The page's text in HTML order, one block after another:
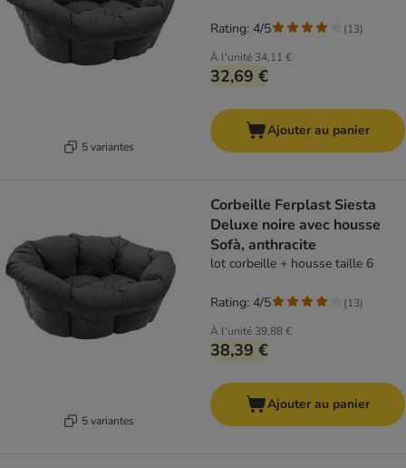
5 variantes
À l'unité 34,11 €
32,69 €
Rating: 4/5 (13)
Ajouter au panier
5 variantes
Corbeille Ferplast Siesta
Deluxe noire avec housse
Sofà, anthracite
lot corbeille + housse taille 6
À l'unité 39,88 €
38,39 €
Rating: 4/5 (13)
Ajouter au panier